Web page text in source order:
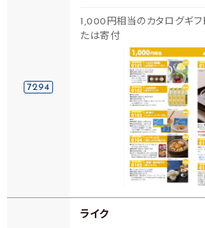
7294
1,000円相当のカタログギ
たは寄付
ライク